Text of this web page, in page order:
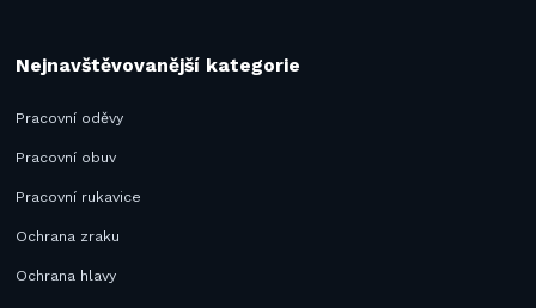
Nejnavštěvovanější kategorie
Pracovní oděvy
Pracovní obuv
Pracovní rukavice
Ochrana zraku
Ochrana hlavy